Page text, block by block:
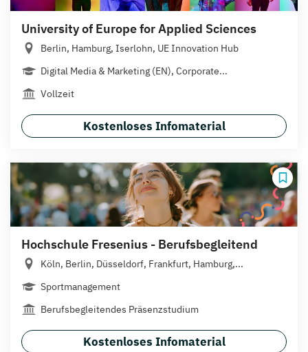
University of Europe for Applied Sciences
Berlin, Hamburg, Iserlohn, UE Innovation Hub
Digital Media & Marketing (EN), Corporate...
Vollzeit
Kostenloses Infomaterial
Hochschule Fresenius - Berufsbegleitend
Köln, Berlin, Düsseldorf, Frankfurt, Hamburg,...
Sportmanagement
Berufsbegleitendes Präsenzstudium
Kostenloses Infomaterial